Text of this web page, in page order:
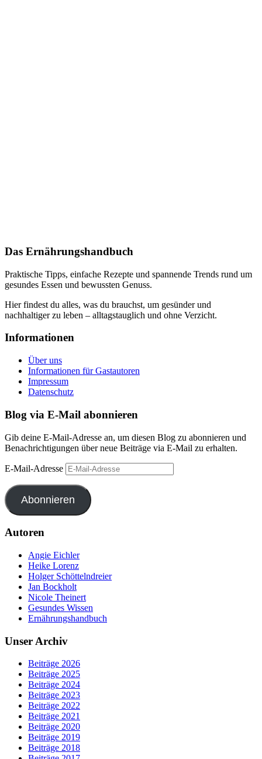
Das Ernährungshandbuch
Praktische Tipps, einfache Rezepte und spannende Trends rund um
gesundes Essen und bewussten Genuss.
Hier findest du alles, was du brauchst, um gesünder und
nachhaltiger zu leben – alltagstauglich und ohne Verzicht.
Informationen
Über uns
Informationen für Gastautoren
Impressum
Datenschutz
Blog via E-Mail abonnieren
Gib deine E-Mail-Adresse an, um diesen Blog zu abonnieren und
Benachrichtigungen über neue Beiträge via E-Mail zu erhalten.
E-Mail-Adresse
Abonnieren
Autoren
Angie Eichler
Heike Lorenz
Holger Schöttelndreier
Jan Bockholt
Nicole Theinert
Gesundes Wissen
Ernährungshandbuch
Unser Archiv
Beiträge 2026
Beiträge 2025
Beiträge 2024
Beiträge 2023
Beiträge 2022
Beiträge 2021
Beiträge 2020
Beiträge 2019
Beiträge 2018